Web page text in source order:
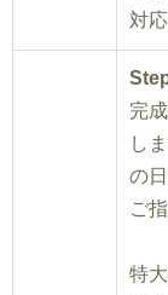
対
完
し
の
ご
特